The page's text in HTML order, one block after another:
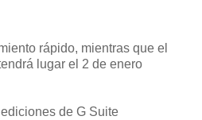
rápido, mientras que el
lugar el 2 de enero
de G Suite